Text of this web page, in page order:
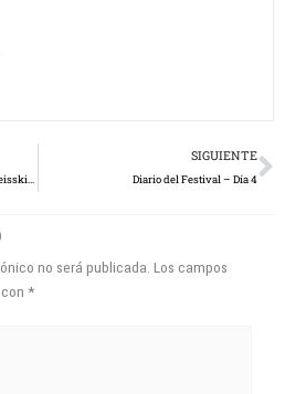
Invasión a la Tierra, según Rodolfo Weisskirch
SIGUIENTE
Diario del Festival – Día 4
no será publicada. Los campos
*